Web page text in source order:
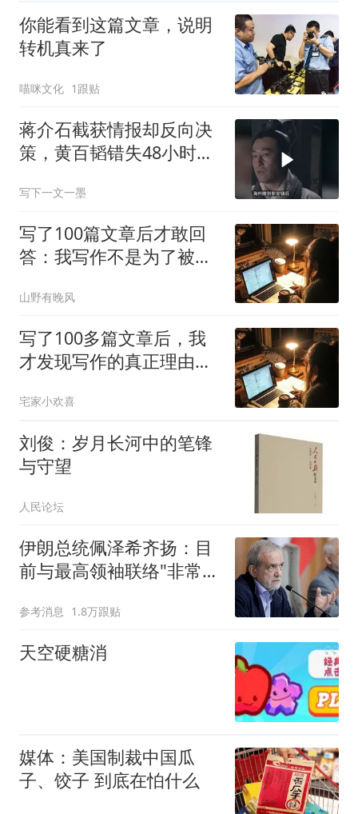
你能看到这篇文章，说明
转机真来了
喵咪文化 1跟贴
蒋介石截获情报却反向决
策，黄百韬错失48小时逃
写下一文一墨
写了100篇文章后才敢回
答：我写作不是为了被看
己
山野有晚风
写了100多篇文章后，我
才发现写作的真正理由不
宅家小欢喜
刘俊：岁月长河中的笔锋
与守望
人民论坛
伊朗总统佩泽希齐扬：目
前与最高领袖联络"非常困
参考消息 1.8万跟贴
天空硬糖消
媒体：美国制裁中国瓜
子、饺子 到底在怕什么